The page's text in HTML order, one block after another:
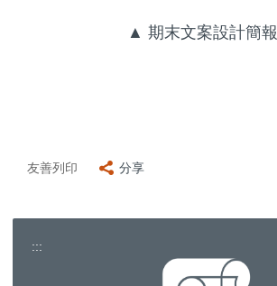
▲ 期末文案設計簡報
友善列印 分享
:::